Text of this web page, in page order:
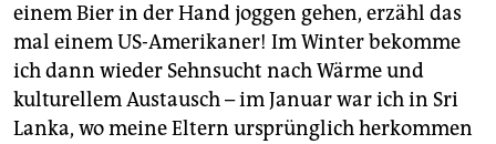
einem Bier in der Hand joggen gehen, erzähl das
mal einem US-Amerikaner! Im Winter bekomme
ich dann wieder Sehnsucht nach Wärme und
kulturellem Austausch – im Januar war ich in Sri
Lanka, wo meine Eltern ursprünglich herkommen